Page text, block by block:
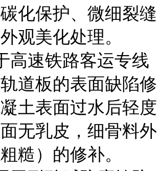
化保护、微细裂缝
观美化处理。
高速铁路客运专线
道板的表面缺陷修
土表面过水后轻度
无乳皮，细骨料外
糙）的修补。